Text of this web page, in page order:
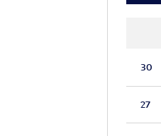
30
27